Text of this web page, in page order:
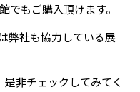
でもご購入頂けます。
弊社も協力している展
非チェックしてみてく